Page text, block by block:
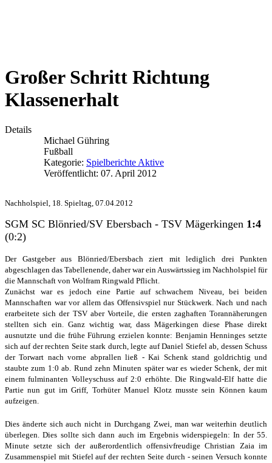
Großer Schritt Richtung
Klassenerhalt
Details
Michael Gühring
Fußball
Kategorie: Spielberichte Aktive
Veröffentlicht: 07. April 2012
Nachholspiel, 18. Spieltag, 07.04.2012
SGM SC Blönried/SV Ebersbach - TSV Mägerkingen 1:4
(0:2)
Der Gastgeber aus Blönried/Ebersbach ziert mit lediglich drei Punkten
abgeschlagen das Tabellenende, daher war ein Auswärtssieg im Nachholspiel für
die Mannschaft von Wolfram Ringwald Pflicht.
Zunächst war es jedoch eine Partie auf schwachem Niveau, bei beiden
Mannschaften war vor allem das Offensivspiel nur Stückwerk. Nach und nach
erarbeitete sich der TSV aber Vorteile, die ersten zaghaften Torannäherungen
stellten sich ein. Ganz wichtig war, dass Mägerkingen diese Phase direkt
ausnutzte und die frühe Führung erzielen konnte: Benjamin Henninges setzte
sich auf der rechten Seite stark durch, legte auf Daniel Stiefel ab, dessen Schuss
der Torwart nach vorne abprallen ließ - Kai Schenk stand goldrichtig und
staubte zum 1:0 ab. Rund zehn Minuten später war es wieder Schenk, der mit
einem fulminanten Volleyschuss auf 2:0 erhöhte. Die Ringwald-Elf hatte die
Partie nun gut im Griff, Torhüter Manuel Klotz musste sein Können kaum
aufzeigen.
Dies änderte sich auch nicht in Durchgang Zwei, man war weiterhin deutlich
überlegen. Dies sollte sich dann auch im Ergebnis widerspiegeln: In der 55.
Minute setzte sich der außerordentlich offensivfreudige Christian Zaia im
Zusammenspiel mit Stiefel auf der rechten Seite durch - seinen Versuch konnte